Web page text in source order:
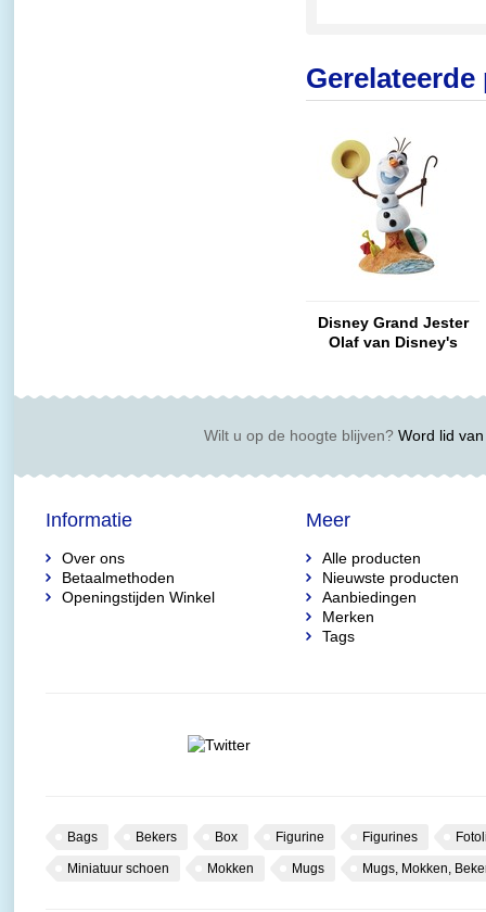
Disney Grand Jester
Olaf van Disney's
Wilt u op de hoogte blijven?Word lid van
Informatie
Over ons
Betaalmethoden
Openingstijden Winkel
Meer
Alle producten
Nieuwste producten
Aanbiedingen
Merken
Tags
Bags Bekers Box Figurine Figurines
Miniatuur schoen Mokken Mugs Mugs, Mokken,